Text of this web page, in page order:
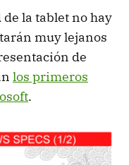
la tablet no hay
muy lejanos
de
los primeros
.